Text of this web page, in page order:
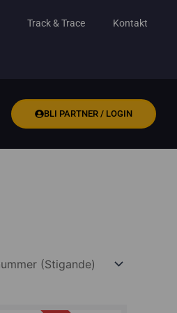
Track & Trace Kontakt
BLI PARTNER / LOGIN